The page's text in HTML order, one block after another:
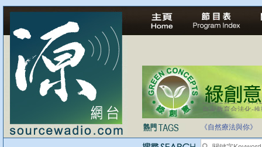
法治社會並不等同
自家教育合法化-
《自然療法與你》